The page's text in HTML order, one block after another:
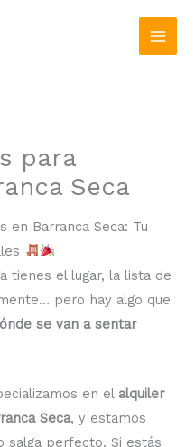
para
Seca
en Barranca Seca: Tu
tienes el lugar, la lista de
pero hay algo que
se van a sentar
en el alquiler
Seca, y estamos
salga perfecto. Si estás